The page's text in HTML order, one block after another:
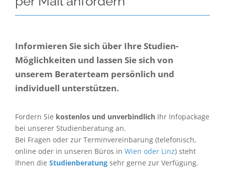
Informieren Sie sich über Ihre Studien-
Möglichkeiten und lassen Sie sich von
unserem Beraterteam persönlich und
individuell unterstützen.
Fordern Sie kostenlos und unverbindlichIhr Infopackage
bei unserer Studienberatung an.
Bei Fragen oder zur Terminvereinbarung (telefonisch,
online oder in unseren Büros in Wien oder Linz) steht
Ihnen die Studienberatung sehr gerne zur Verfügung.